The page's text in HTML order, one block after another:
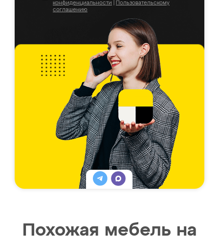
конфиденциальности
Пользовательскому
соглашению
Похожая мебель на